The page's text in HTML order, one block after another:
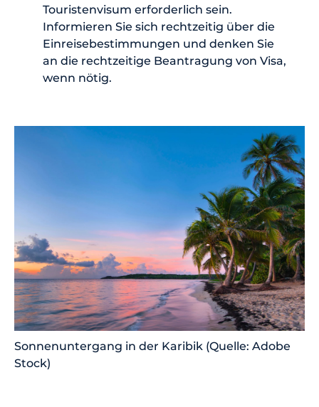
Touristenvisum erforderlich sein.
Informieren Sie sich rechtzeitig über die
Einreisebestimmungen und denken Sie
an die rechtzeitige Beantragung von Visa,
wenn nötig.
Sonnenuntergang in der Karibik (Quelle: Adobe
Stock)